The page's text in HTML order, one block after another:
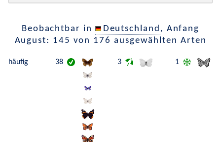
Beobachtbar in Deutschland , Anfang
August: 145 von 176 ausgewählten Arten
häufig 38 3 1